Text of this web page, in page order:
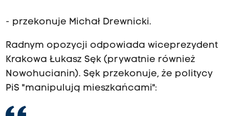
- przekonuje Michał Drewnicki.
Radnym opozycji odpowiada wiceprezydent
Krakowa Łukasz Sęk (prywatnie również
Nowohucianin). Sęk przekonuje, że politycy
PiS "manipulują mieszkańcami":